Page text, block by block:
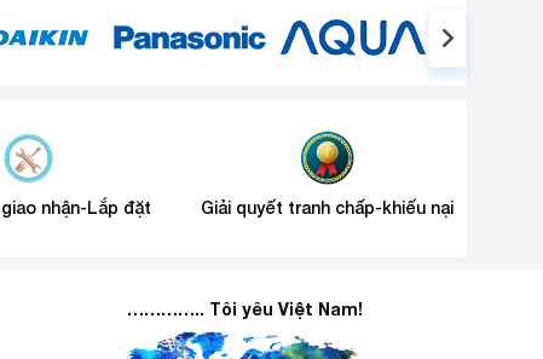
nhận-Lắp đặt Giải quyết tranh chấp-khiếu nại
………….. Tôi yêu Việt Nam!